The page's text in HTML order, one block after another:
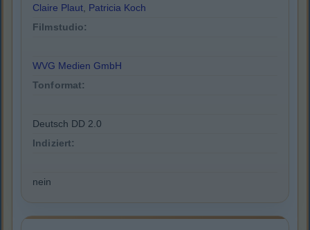
Claire Plaut, Patricia Koch
Filmstudio:
WVG Medien GmbH
Tonformat:
Deutsch DD 2.0
Indiziert:
nein